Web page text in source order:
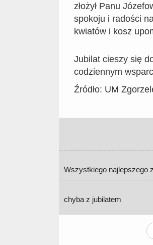
złożył Panu
spokoju i radości
kwiatów i kosz
Jubilat cieszy się
codziennym
Źródło: UM
Wszystkiego najlepszego
chyba z jubilatem